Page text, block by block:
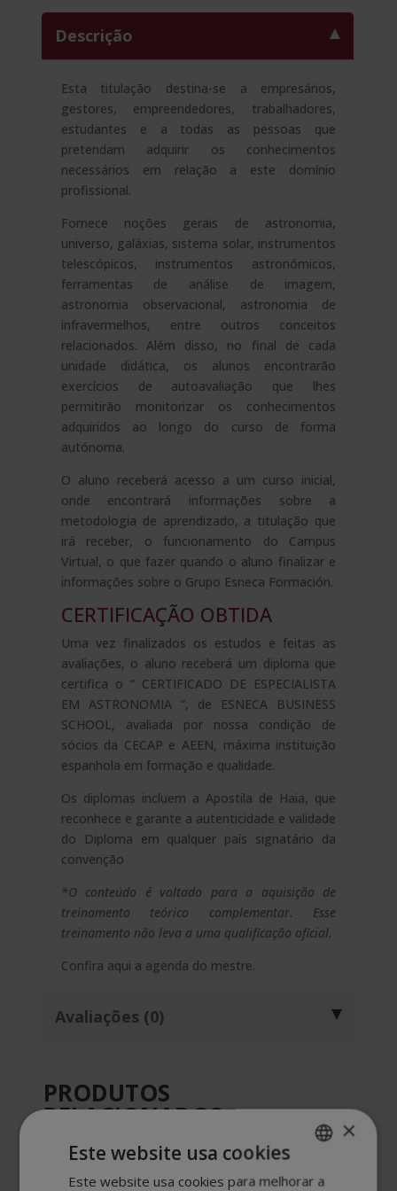
quantidade
Descrição
Esta titulação destina-se a empresários,
gestores, empreendedores, trabalhadores,
estudantes e a todas as pessoas que
pretendam adquirir os conhecimentos
necessários em relação a este domínio
profissional.
Fornece noções gerais de astronomia,
universo, galáxias, sistema solar, instrumentos
telescópicos, instrumentos astronómicos,
ferramentas de análise de imagem,
astronomia observacional, astronomia de
infravermelhos, entre outros conceitos
relacionados. Além disso, no final de cada
unidade didática, os alunos encontrarão
exercícios de autoavaliação que lhes
permitirão monitorizar os conhecimentos
adquiridos ao longo do curso de forma
autónoma.
O aluno receberá acesso a um curso inicial,
onde encontrará informações sobre a
metodologia de aprendizado, a titulação que
irá receber, o funcionamento do Campus
Virtual, o que fazer quando o aluno finalizar e
informações sobre o Grupo Esneca Formación.
CERTIFICAÇÃO OBTIDA
Uma vez finalizados os estudos e feitas as
avaliações, o aluno receberá um diploma que
certifica o “ CERTIFICADO DE ESPECIALISTA
EM ASTRONOMIA ”, de ESNECA BUSINESS
SCHOOL, avaliada por nossa condição de
sócios da CECAP e AEEN, máxima instituição
espanhola em formação e qualidade.
Os diplomas incluem a Apostila de Haia, que
reconhece e garante a autenticidade e validade
do Diploma em qualquer país signatário da
convenção
*O conteúdo é voltado para a aquisição de
treinamento teórico complementar. Esse
treinamento não leva a uma qualificação oficial.
Confira aqui a agenda do mestre.
Avaliações (0)
PRODUTOS
RELACIONADOS
SPANISH
×
Este website usa cookies
Este website usa cookies para melhorar a